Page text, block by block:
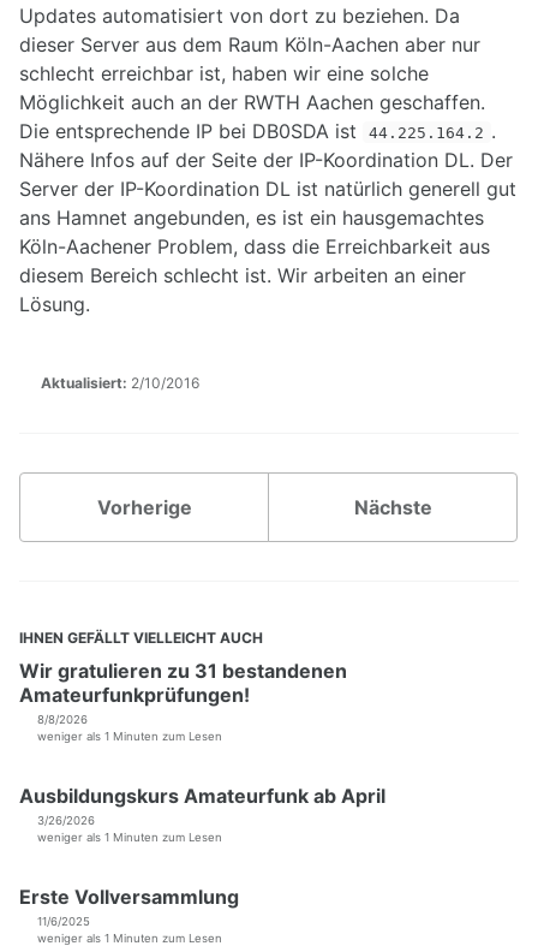
VPN-Zugang
DAPNET
Nutzereinstiege
Echolink-Proxy
OpenStreetMap
Proxy im Hamnet
Weitere Dienste
Backup für Router
Relais-Anbindung
IMPRESSUM
Updates automatisiert von dort zu beziehen. Da
dieser Server aus dem Raum Köln-Aachen aber nur
schlecht erreichbar ist, haben wir eine solche
Möglichkeit auch an der RWTH Aachen geschaffen.
Die entsprechende IP bei DB0SDA ist
44.225.164.2 .
Nähere Infos auf der Seite der IP-Koordination DL. Der
Server der IP-Koordination DL ist natürlich generell gut
ans Hamnet angebunden, es ist ein hausgemachtes
Köln-Aachener Problem, dass die Erreichbarkeit aus
diesem Bereich schlecht ist. Wir arbeiten an einer
Lösung.
Aktualisiert: 2/10/2016
Vorherige Nächste
IHNEN GEFÄLLT VIELLEICHT AUCH
Wir gratulieren zu 31 bestandenen
Amateurfunkprüfungen!
8/8/2026
weniger als 1 Minuten zum Lesen
Ausbildungskurs Amateurfunk ab April
3/26/2026
weniger als 1 Minuten zum Lesen
Erste Vollversammlung
11/6/2025
weniger als 1 Minuten zum Lesen